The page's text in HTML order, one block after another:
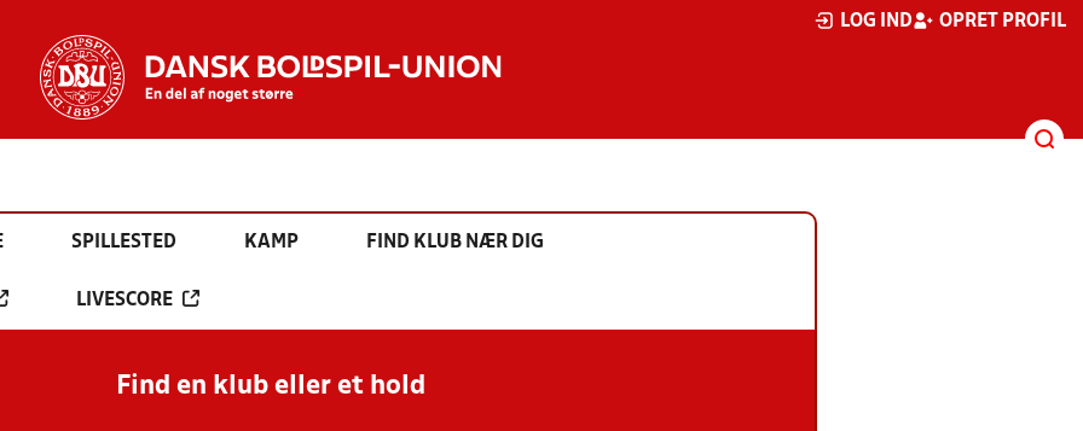
LOG IND OPRET PROFIL
SPILLESTED KAMP FIND KLUB NÆR DIG
LIVESCORE
Find en klub eller et hold